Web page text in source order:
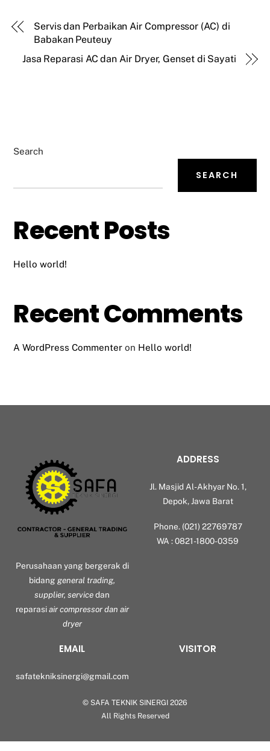
Servis dan Perbaikan Air Compressor (AC) di
Babakan Peuteuy
Jasa Reparasi AC dan Air Dryer, Genset di Sayati
Search
SEARCH
Recent Posts
Hello world!
Recent Comments
A WordPress Commenter on Hello world!
Perusahaan yang bergerak di
bidang general trading,
supplier, servicedan
reparasiair compressor dan air
dryer
ADDRESS
Jl. Masjid Al-Akhyar No. 1,
Depok, Jawa Barat
Phone. (021) 22769787
WA : 0821-1800-0359
EMAIL
safatekniksinergi@gmail.com
VISITOR
© SAFA TEKNIK SINERGI 2026
All Rights Reserved